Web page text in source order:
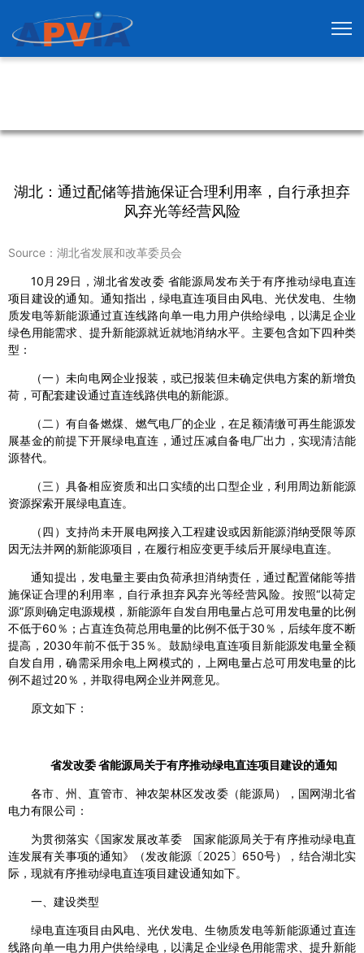
湖北：通过配储等措施保证合理利用率，自行承担弃
风弃光等经营风险
Source：湖北省发展和改革委员会
10月29日，湖北省发改委 省能源局发布关于有序推动绿电直连
项目建设的通知。通知指出，绿电直连项目由风电、光伏发电、生物
质发电等新能源通过直连线路向单一电力用户供给绿电，以满足企业
绿色用能需求、提升新能源就近就地消纳水平。主要包含如下四种类
型：
（一）未向电网企业报装，或已报装但未确定供电方案的新增负
荷，可配套建设通过直连线路供电的新能源。
（二）有自备燃煤、燃气电厂的企业，在足额清缴可再生能源发
展基金的前提下开展绿电直连，通过压减自备电厂出力，实现清洁能
源替代。
（三）具备相应资质和出口实绩的出口型企业，利用周边新能源
资源探索开展绿电直连。
（四）支持尚未开展电网接入工程建设或因新能源消纳受限等原
因无法并网的新能源项目，在履行相应变更手续后开展绿电直连。
通知提出，发电量主要由负荷承担消纳责任，通过配置储能等措
施保证合理的利用率，自行承担弃风弃光等经营风险。按照“以荷定
源”原则确定电源规模，新能源年自发自用电量占总可用发电量的比例
不低于60％；占直连负荷总用电量的比例不低于30％，后续年度不断
提高，2030年前不低于35％。鼓励绿电直连项目新能源发电量全额
自发自用，确需采用余电上网模式的，上网电量占总可用发电量的比
例不超过20％，并取得电网企业并网意见。
原文如下：
省发改委 省能源局关于有序推动绿电直连项目建设的通知
各市、州、直管市、神农架林区发改委（能源局），国网湖北省
电力有限公司：
为贯彻落实《国家发展改革委 国家能源局关于有序推动绿电直
连发展有关事项的通知》（发改能源〔2025〕650号），结合湖北实
际，现就有序推动绿电直连项目建设通知如下。
一、建设类型
绿电直连项目由风电、光伏发电、生物质发电等新能源通过直连
线路向单一电力用户供给绿电，以满足企业绿色用能需求、提升新能